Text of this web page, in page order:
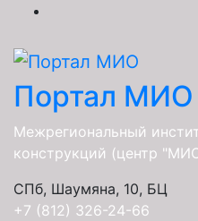
Портал МИО
Межрегиональный
конструкций (центр
СПб, Шаумяна, 10, БЦ
+7 (812) 326-24-66